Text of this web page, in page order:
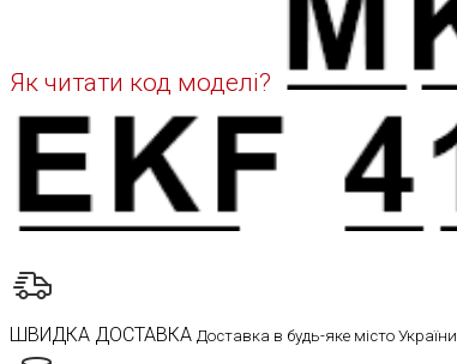
Як читати код моделі?
ШВИДКА ДОСТАВКА Доставка в будь-яке місто України